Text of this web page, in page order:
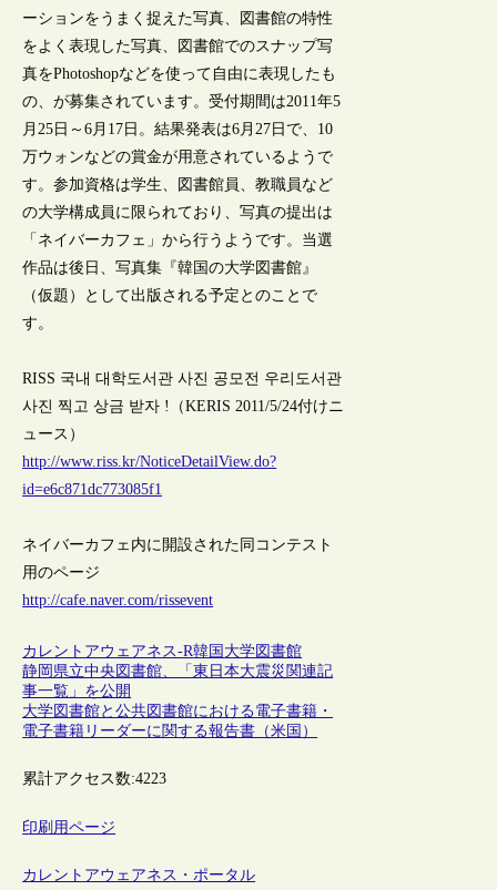
ーションをうまく捉えた写真、図書館の特性
をよく表現した写真、図書館でのスナップ写
真をPhotoshopなどを使って自由に表現したも
の、が募集されています。受付期間は2011年5
月25日～6月17日。結果発表は6月27日で、10
万ウォンなどの賞金が用意されているようで
す。参加資格は学生、図書館員、教職員など
の大学構成員に限られており、写真の提出は
「ネイバーカフェ」から行うようです。当選
作品は後日、写真集『韓国の大学図書館』
（仮題）として出版される予定とのことで
す。
RISS 국내 대학도서관 사진 공모전 우리도서관
사진 찍고 상금 받자 !（KERIS 2011/5/24付けニ
ュース）
http://www.riss.kr/NoticeDetailView.do?
id=e6c871dc773085f1
ネイバーカフェ内に開設された同コンテスト
用のページ
http://cafe.naver.com/rissevent
カレントアウェアネス-R韓国 大学図書館
静岡県立中央図書館、「東日本大震災関連記
事一覧」を公開
大学図書館と公共図書館における電子書籍・
電子書籍リーダーに関する報告書（米国）
累計アクセス数:4223
印刷用ページ
カレントアウェアネス・ポータル